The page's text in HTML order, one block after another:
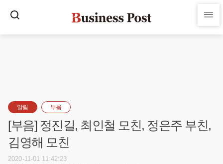
알림 부음
[부음] 정진길, 최인철 모친, 정은주 부친,
김영해 모친
2020-11-01 11:42:23